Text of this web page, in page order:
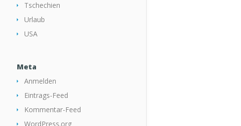
Tschechien
Urlaub
USA
Meta
Anmelden
Eintrags-Feed
Kommentar-Feed
WordPress.org